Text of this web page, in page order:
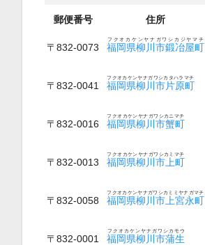
郵便番号 住所
〒832-0073 福岡県柳川市鍛冶屋町
フクオカケンヤナガワシカジヤマチ
〒832-0041 福岡県柳川市片原町
フクオカケンヤナガワシカタハラマチ
〒832-0016 福岡県柳川市蟹町
フクオカケンヤナガワシカニマチ
〒832-0013 福岡県柳川市上町
フクオカケンヤナガワシカミマチ
〒832-0058 福岡県柳川市上宮永町
フクオカケンヤナガワシカミミヤナガマチ
〒832-0001 福岡県柳川市蒲生
フクオカケンヤナガワシカモウ